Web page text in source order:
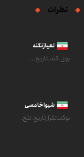
نظرات
لعیازنگنه
بوی.گند.تاریخ...
شیواخامسی
بوگندتکرارتاریخ.تلخ.